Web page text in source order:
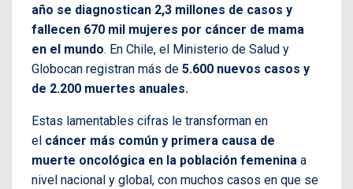
año se diagnostican 2,3 millones de casos y
fallecen 670 mil mujeres por cáncer de mama
en el mundo. En Chile, el Ministerio de Salud y
Globocan registran más de 5.600 nuevos casos y
de 2.200 muertes anuales.
Estas lamentables cifras le transforman en
el cáncer más común y primera causa de
muerte oncológica en la población femenina a
nivel nacional y global, con muchos casos en que se